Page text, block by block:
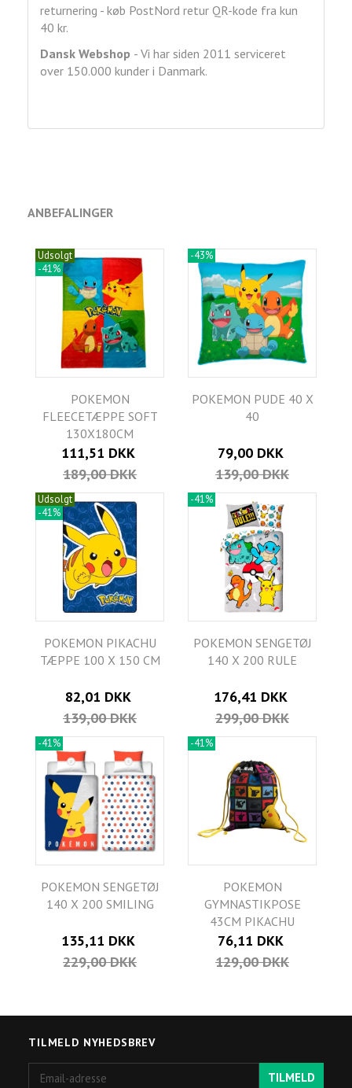
returnering - køb PostNord retur QR-kode fra kun
40 kr.
Dansk Webshop - Vi har siden 2011 serviceret
over 150.000 kunder i Danmark.
ANBEFALINGER
Udsolgt
-41%
POKEMON
FLEECETÆPPE SOFT
130X180CM
111,51 DKK
189,00 DKK
-43%
POKEMON PUDE 40 X
40
79,00 DKK
139,00 DKK
Udsolgt
-41%
POKEMON PIKACHU
TÆPPE 100 X 150 CM
82,01 DKK
139,00 DKK
-41%
POKEMON SENGETØJ
140 X 200 RULE
176,41 DKK
299,00 DKK
-41%
POKEMON SENGETØJ
140 X 200 SMILING
135,11 DKK
229,00 DKK
-41%
POKEMON
GYMNASTIKPOSE
43CM PIKACHU
76,11 DKK
129,00 DKK
TILMELD NYHEDSBREV
TILMELD